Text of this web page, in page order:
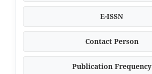
E-ISSN
Contact Person
Publication Frequency